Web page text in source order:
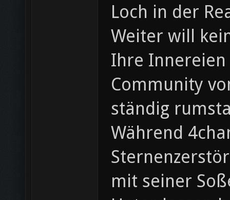
Loch in der
Weiter will
Ihre Innereien
Community
ständig
Während
mit seiner